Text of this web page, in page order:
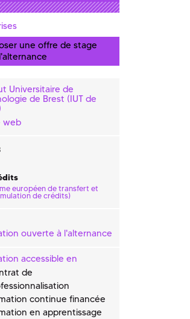
une offre de stage
Universitaire de
de Brest (IUT de
web
européen de transfert et
de crédits)
ouverte à l'alternance
accessible en
de
continue financée
en apprentissage